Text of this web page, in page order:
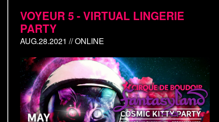
VOYEUR 5 - VIRTUAL LINGERIE
PARTY
AUG.28.2021 // ONLINE